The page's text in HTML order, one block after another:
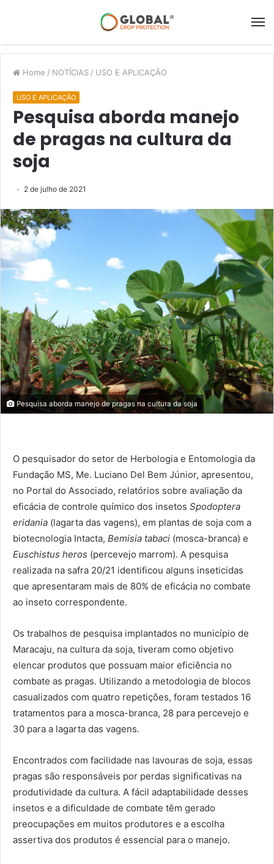
Home / NOTÍCIAS / USO E APLICAÇÃO
USO E APLICAÇÃO
Pesquisa aborda manejo
de pragas na cultura da
soja
2 de julho de 2021
Pesquisa aborda manejo de pragas na cultura da soja
O pesquisador do setor de Herbologia e Entomologia da
Fundação MS, Me. Luciano Del Bem Júnior, apresentou,
no Portal do Associado, relatórios sobre avaliação da
eficácia de controle químico dos insetos Spodoptera
eridania (lagarta das vagens), em plantas de soja com a
biotecnologia Intacta, Bemisia tabaci (mosca-branca) e
Euschistus heros (percevejo marrom). A pesquisa
realizada na safra 20/21 identificou alguns inseticidas
que apresentaram mais de 80% de eficácia no combate
ao inseto correspondente.
Os trabalhos de pesquisa implantados no município de
Maracaju, na cultura da soja, tiveram como objetivo
elencar produtos que possuam maior eficiência no
combate as pragas. Utilizando a metodologia de blocos
casualizados com quatro repetições, foram testados 16
tratamentos para a mosca-branca, 28 para percevejo e
30 para a lagarta das vagens.
Encontrados com facilidade nas lavouras de soja, essas
pragas são responsáveis por perdas significativas na
produtividade da cultura. A fácil adaptabilidade desses
insetos e a dificuldade de combate têm gerado
preocupações em muitos produtores e a escolha
assertiva dos produtos é essencial para o manejo.